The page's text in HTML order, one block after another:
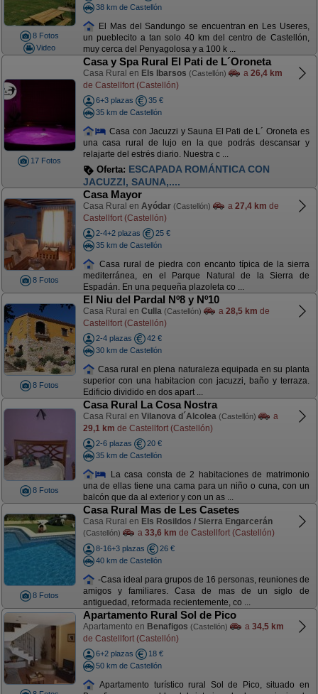
8 Fotos
Video
38 km de Castellón
El Mas del Sandungo se encuentran en Les Useres,
un pueblecito a tan solo 40 km del centro de Castellón,
muy cerca del Penyagolosa y a 100 k ...
17 Fotos
Casa y Spa Rural El Pati de L´Oroneta
Casa Rural en Els Ibarsos (Castellón) a 26,4 km
de Castellfort (Castellón)
6+3 plazas
35 €
35 km de Castellón
Casa con Jacuzzi y Sauna El Pati de L´ Oroneta es
una casa rural de lujo en la que podrás descansar y
relajarte del estrés diario. Nuestra c ...
Oferta: ESCAPADA ROMÁNTICA CON
JACUZZI, SAUNA,....
8 Fotos
Casa Mayor
Casa Rural en Ayódar (Castellón) a 27,4 km de
Castellfort (Castellón)
2-4+2 plazas
25 €
35 km de Castellón
Casa rural de piedra con encanto típica de la sierra
mediterránea, en el Parque Natural de la Sierra de
Espadán. En una pequeña plazoleta co ...
8 Fotos
El Niu del Pardal Nº8 y Nº10
Casa Rural en Culla (Castellón) a 28,5 km de
Castellfort (Castellón)
2-4 plazas
42 €
30 km de Castellón
Casa rural en plena naturaleza equipada en su planta
superior con una habitacion con jacuzzi, baño y terraza.
Edificio dividido en dos apart ...
8 Fotos
Casa Rural La Cosa Nostra
Casa Rural en Vilanova d´Alcolea (Castellón)
a
29,1 km de Castellfort (Castellón)
2-6 plazas
20 €
35 km de Castellón
La casa consta de 2 habitaciones de matrimonio
una de ellas tiene una cama para un niño o cuna, con un
balcón que da al exterior y con un as ...
8 Fotos
Casa Rural Mas de Les Casetes
Casa Rural en Els Rosildos / Sierra Engarcerán
(Castellón) a 33,6 km de Castellfort (Castellón)
8-16+3 plazas
26 €
40 km de Castellón
-Casa ideal para grupos de 16 personas, reuniones de
amigos y familiares. Casa de mas de un siglo de
antiguedad, reformada recientemente, co ...
Apartamento Rural Sol de Pico
Apartamento en Benafigos (Castellón) a 34,5 km
de Castellfort (Castellón)
6+2 plazas
18 €
50 km de Castellón
Apartamento turístico rural Sol de Pico, situado en